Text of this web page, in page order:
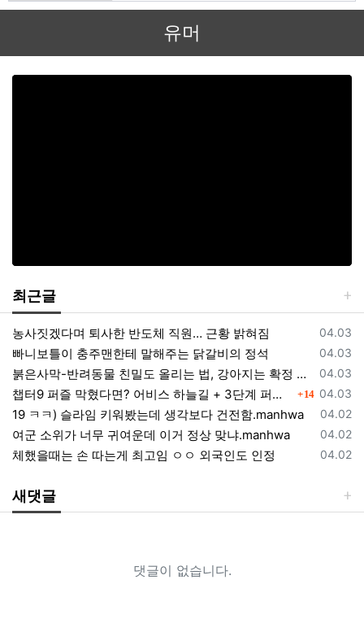
유머
최근글
등록일
04.03
농사짓겠다며 퇴사한 반도체 직원… 근황 밝혀짐
등록일
04.03
빠니보틀이 충주맨한테 말해주는 닭갈비의 정석
등록일
04.03
붉은사막-반려동물 친밀도 올리는 법, 강아지는 확정 고양이는 조건 확인
등록일
04.03
챕터9 퍼즐 막혔다면? 어비스 하늘길 + 3단계 퍼즐 공략 순서 정리 (길찾기 포함) 댓글
14
등록일
04.02
19 ㅋㅋ) 슬라임 키워봤는데 생각보다 건전함.manhwa
등록일
04.02
여군 소위가 너무 귀여운데 이거 정상 맞냐.manhwa
등록일
04.02
체했을때는 손 따는게 최고임 ㅇㅇ 외국인도 인정
새댓글
댓글이 없습니다.